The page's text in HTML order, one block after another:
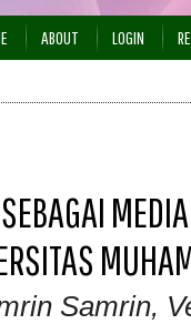
ABOUT LOGIN
Samrin,